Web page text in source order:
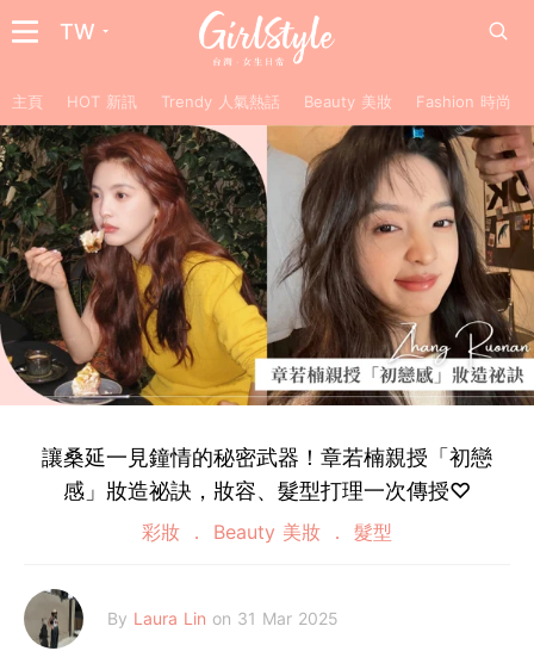
TW
主頁 HOT 新訊 Trendy 人氣熱話 Beauty 美妝 Fashion 時尚
讓桑延一見鐘情的秘密武器！章若楠親授「初戀
感」妝造祕訣，妝容、髮型打理一次傳授♡
彩妝 Beauty 美妝 髮型
By Laura Lin on 31 Mar 2025